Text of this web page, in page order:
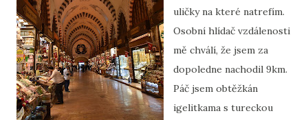
uličky na které natrefím.
Osobní hlídač vzdálenosti
mě chválí, že jsem za
dopoledne nachodil 9km.
Páč jsem obtěžkán
igelitkama s tureckou